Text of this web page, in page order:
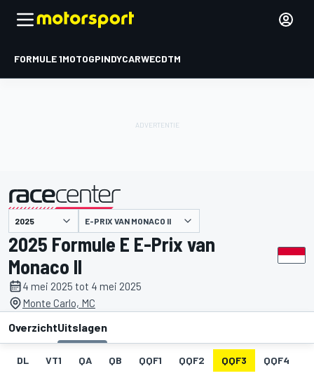
FORMULE 1MOTOGPINDYCARWECDTM
gepresenteerd door E-PRIX VAN MONACO II
2025 Formule E E-Prix van
Monaco II
4 mei 2025 tot 4 mei 2025
Monte Carlo, MC
OverzichtUitslagen
DL VT1 QA QB QQF1 QQF2 QQF3 QQF4